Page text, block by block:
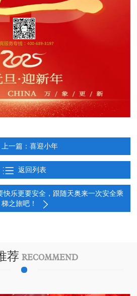
上一篇：喜迎小年
返回列表
快乐更要安全，跟随天奥来一次安全乘
梯之旅吧！
荐 RECOMMEND